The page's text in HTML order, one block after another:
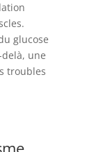
glucose
une
troubles